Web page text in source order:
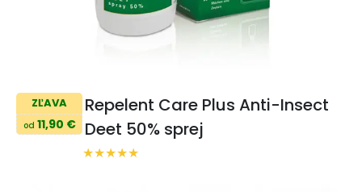
ZĽAVA
od 11,90 €
Repelent Care Plus Anti-Insect
Deet 50% sprej